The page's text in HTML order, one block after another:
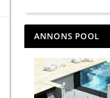
ANNONS POOL